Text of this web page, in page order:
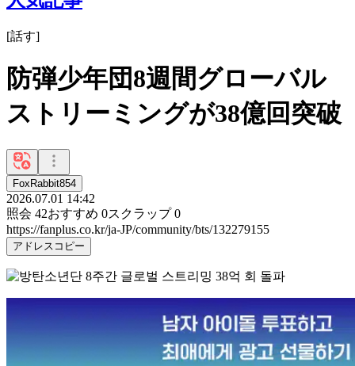
[話す]
防弾少年団8週間グローバル
ストリーミングが38億回突破
FoxRabbit854
2026.07.01 14:42
照会 42おすすめ 0スクラップ 0
https://fanplus.co.kr/ja-JP/community/bts/132279155
アドレスコピー